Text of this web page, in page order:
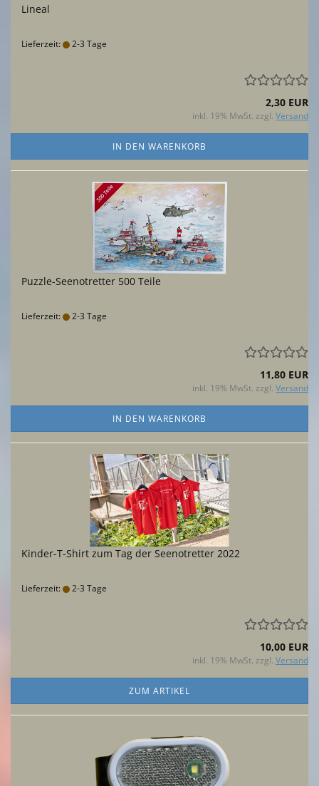
Lineal
Lieferzeit: 2-3 Tage
2,30 EUR
inkl. 19% MwSt. zzgl. Versand
IN DEN WARENKORB
Puzzle-Seenotretter 500 Teile
Lieferzeit: 2-3 Tage
11,80 EUR
inkl. 19% MwSt. zzgl. Versand
IN DEN WARENKORB
Kinder-T-Shirt zum Tag der Seenotretter 2022
Lieferzeit: 2-3 Tage
10,00 EUR
inkl. 19% MwSt. zzgl. Versand
ZUM ARTIKEL